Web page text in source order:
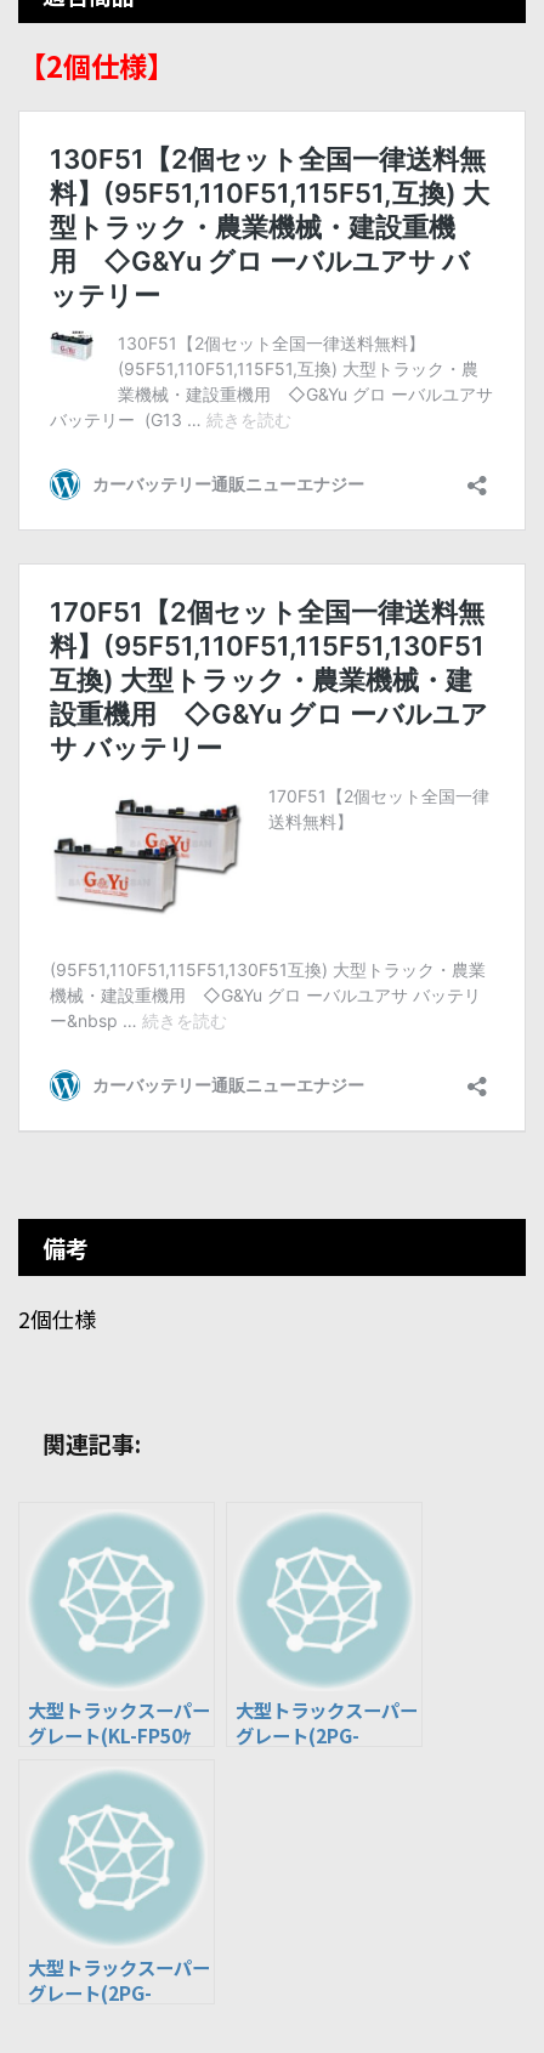
【2個仕様】
備考
2個仕様
関連記事:
大型トラックスーパー
グレート(KL-FP50ｹ
大型トラックスーパー
グレート(2PG-
大型トラックスーパー
グレート(2PG-